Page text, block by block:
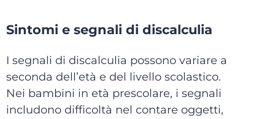
Sintomi e segnali di discalculia
I segnali di discalculia possono variare a
seconda dell’età e del livello scolastico.
Nei bambini in età prescolare, i segnali
includono difficoltà nel contare oggetti,